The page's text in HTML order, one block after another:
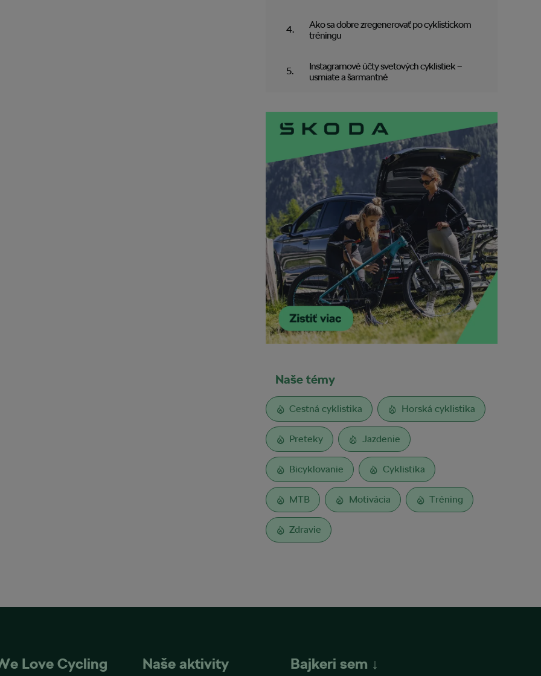
Ako sa dobre zregenerovať po cyklistickom
tréningu
Instagramové účty svetových cyklistiek –
usmiate a šarmantné
Naše témy
Cestná cyklistika Horská cyklistika
Preteky Jazdenie
Bicyklovanie Cyklistika
MTB Motivácia Tréning
Zdravie
Love Cycling Naše aktivity Bajkeri sem ↓